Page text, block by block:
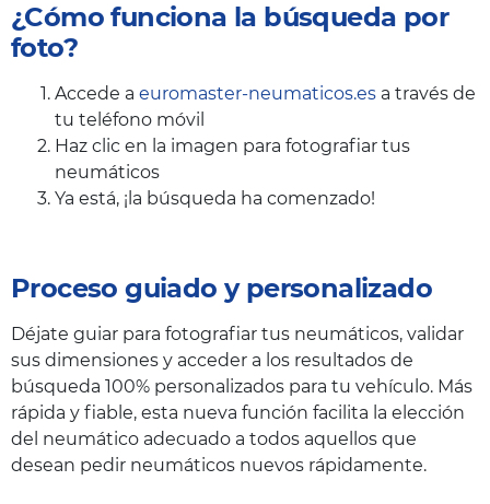
¿Cómo funciona la búsqueda por
foto?
Accede a euromaster-neumaticos.es a través de
tu teléfono móvil
Haz clic en la imagen para fotografiar tus
neumáticos
Ya está, ¡la búsqueda ha comenzado!
Proceso guiado y personalizado
Déjate guiar para fotografiar tus neumáticos, validar
sus dimensiones y acceder a los resultados de
búsqueda 100% personalizados para tu vehículo. Más
rápida y fiable, esta nueva función facilita la elección
del neumático adecuado a todos aquellos que
desean pedir neumáticos nuevos rápidamente.